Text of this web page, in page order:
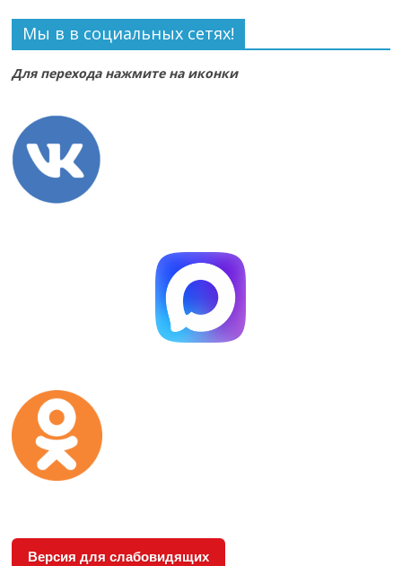
Мы в в социальных сетях!
Для перехода нажмите на иконки
Версия для слабовидящих